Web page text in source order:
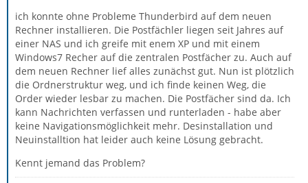
ich konnte ohne Probleme Thunderbird auf dem neuen
Rechner installieren. Die Postfächler liegen seit Jahres auf
einer NAS und ich greife mit enem XP und mit einem
Windows7 Recher auf die zentralen Postfächer zu. Auch auf
dem neuen Rechner lief alles zunächst gut. Nun ist plötzlich
die Ordnerstruktur weg, und ich finde keinen Weg, die
Order wieder lesbar zu machen. Die Postfächer sind da. Ich
kann Nachrichten verfassen und runterladen - habe aber
keine Navigationsmöglichkeit mehr. Desinstallation und
Neuinstalltion hat leider auch keine Lösung gebracht.
Kennt jemand das Problem?